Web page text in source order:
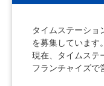
タイムステーショ
を募集しています。
現在、タイムステ
フランチャイズで